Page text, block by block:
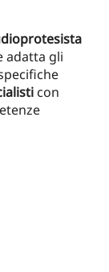
adatta gli
con